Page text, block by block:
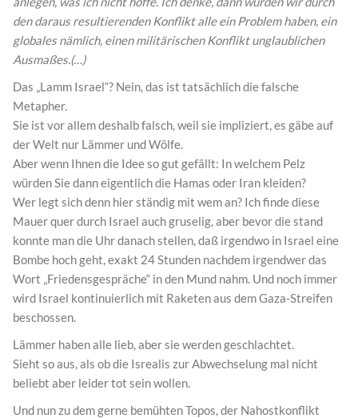
den daraus resultierenden Konflikt alle ein Problem haben, ein
globales nämlich, einen militärischen Konflikt unglaublichen
Ausmaßes.(…)
Das „Lamm Israel“? Nein, das ist tatsächlich die falsche
Metapher.
Sie ist vor allem deshalb falsch, weil sie impliziert, es gäbe auf
der Welt nur Lämmer und Wölfe.
Aber wenn Ihnen die Idee so gut gefällt: In welchem Pelz
würden Sie dann eigentlich die Hamas oder Iran kleiden?
Wer legt sich denn hier ständig mit wem an? Ich finde diese
Mauer quer durch Israel auch gruselig, aber bevor die stand
konnte man die Uhr danach stellen, daß irgendwo in Israel eine
Bombe hoch geht, exakt 24 Stunden nachdem irgendwer das
Wort „Friedensgespräche“ in den Mund nahm. Und noch immer
wird Israel kontinuierlich mit Raketen aus dem Gaza-Streifen
beschossen.
Lämmer haben alle lieb, aber sie werden geschlachtet.
Sieht so aus, als ob die Isrealis zur Abwechselung mal nicht
beliebt aber leider tot sein wollen.
Und nun zu dem gerne bemühten Topos, der Nahostkonflikt